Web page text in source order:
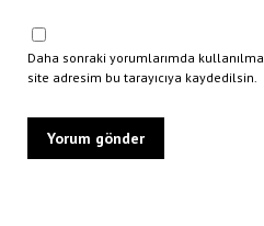
Daha sonraki yorumlarımda
site adresim bu tarayıcıya kaydedilsin.